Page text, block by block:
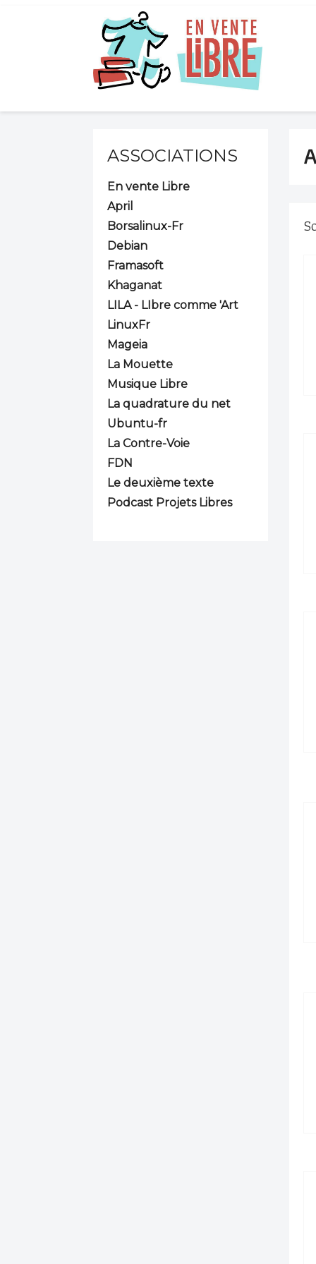
ASSOCIATIONS
En vente Libre
April
Borsalinux-Fr
Debian
Framasoft
Khaganat
LILA - LIbre comme 'Art
LinuxFr
Mageia
La Mouette
Musique Libre
La quadrature du net
Ubuntu-fr
La Contre-Voie
FDN
Le deuxième texte
Podcast Projets Libres